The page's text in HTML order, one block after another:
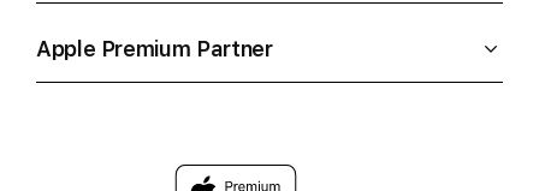
Apple Premium Partner